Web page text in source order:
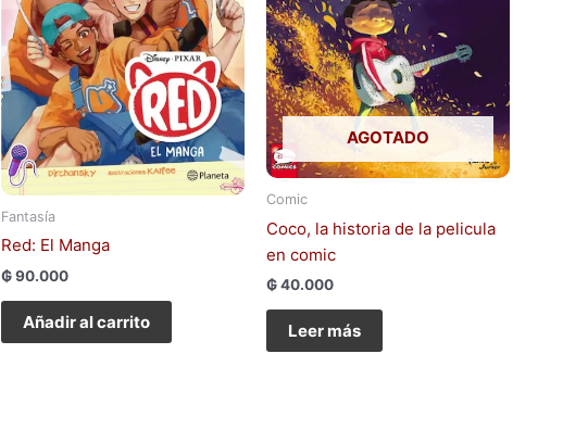
Fantasía
Red: El Manga
₲90.000
Añadir al carrito
AGOTADO
Comic
Coco, la historia de la pelicula
en comic
₲40.000
Leer más